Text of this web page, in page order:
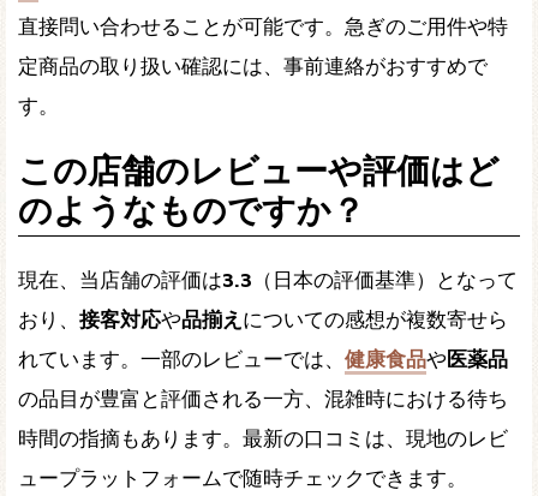
直接問い合わせることが可能です。急ぎのご用件や特
定商品の取り扱い確認には、事前連絡がおすすめで
す。
この店舗のレビューや評価はど
のようなものですか？
現在、当店舗の評価は3.3 （日本の評価基準）となって
おり、 接客対応や品揃え についての感想が複数寄せら
れています。一部のレビューでは、 健康食品や医薬品
の品目が豊富と評価される一方、混雑時における待ち
時間の指摘もあります。最新の口コミは、現地のレビ
ュープラットフォームで随時チェックできます。